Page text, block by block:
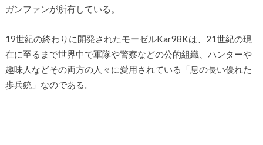
ガンファンが所有している。
19世紀の終わりに開発されたモーゼルKar98Kは、21世紀の現
在に至るまで世界中で軍隊や警察などの公的組織、ハンターや
趣味人などその両方の人々に愛用されている「息の長い優れた
歩兵銃」なのである。